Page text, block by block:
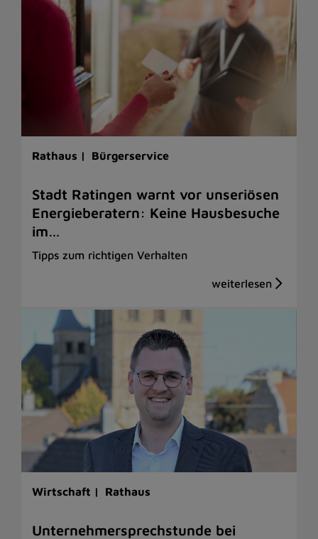
Rathaus | Bürgerservice
Stadt Ratingen warnt vor unseriösen
Energieberatern: Keine Hausbesuche
im…
Tipps zum richtigen Verhalten
Wirtschaft | Rathaus
Unternehmersprechstunde bei